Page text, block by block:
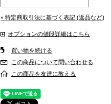
» 特定商取引法に基づく表記 (返品など)
オプションの値段詳細はこちら
買い物を続ける
この商品について問い合わせる
この商品を友達に教える